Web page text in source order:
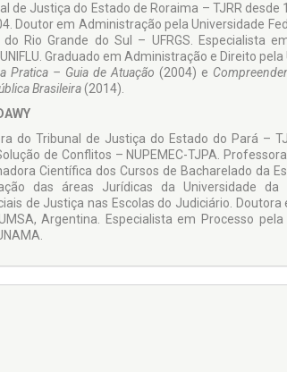
de Justiça do Estado de Roraima – TJRR
Doutor em Administração pela Universidade
Rio Grande do Sul – UFRGS. Especialista
Graduado em Administração e Direito
Pratica – Guia de Atuação(2004) e
Brasileira(2014).
do Tribunal de Justiça do Estado do Pará –
de Conflitos – NUPEMEC-TJPA.
Científica dos Cursos de Bacharelado da
das áreas Jurídicas da Universidade
de Justiça nas Escolas do Judiciário.
Argentina. Especialista em Processo